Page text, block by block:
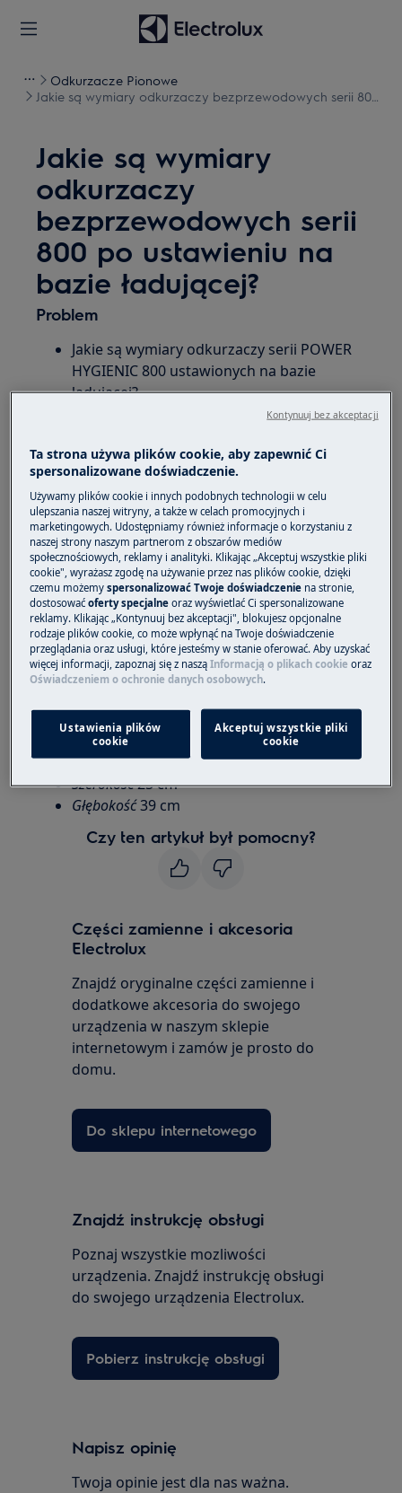
Odkurzacze Pionowe
Jakie są wymiary odkurzaczy bezprzewodowych serii 800
Jakie są wymiary
odkurzaczy
bezprzewodowych serii
800 po ustawieniu na
bazie ładującej?
Problem
Jakie są wymiary odkurzaczy serii POWER
HYGIENIC 800 ustawionych na bazie
ładującej?
Wymiary umieszczonych na stacji ładującej
Jakie są wymiary odkurzaczy serii POWER
HYGIENIC 800 ustawionych na stacji
ładującej?
Dotyczy
Odkurzacze bezprzewodowe POWER
HYGENIC 800 EP81HB25WU
Electrolux POWER ULTIMATE
800EP81U25ULT
Rozmiary po wstawieniu odkurzacza do bazy:
Wysokość95 cm
Szerokość25 cm
Głębokość39 cm
Czy ten artykuł był pomocny?
Części zamienne i akcesoria
Electrolux
Znajdź oryginalne części zamienne i
dodatkowe akcesoria do swojego
urządzenia w naszym sklepie
internetowym i zamów je prosto do
domu.
Do sklepu internetowego
Znajdź instrukcję obsługi
Poznaj wszystkie mozliwości
urządzenia. Znajdź instrukcję obsługi
do swojego urządzenia Electrolux.
Pobierz instrukcję obsługi
Napisz opinię
Twoja opinie jest dla nas ważna.
Ta strona używa plików cookie, aby zapewnić Ci
spersonalizowane doświadczenie.
Używamy plików cookie i innych podobnych technologii w celu
ulepszania naszej witryny, a także w celach promocyjnych i
marketingowych. Udostępniamy również informacje o korzystaniu z
naszej strony naszym partnerom z obszarów mediów
społecznościowych, reklamy i analityki. Klikając „Akceptuj wszystkie pliki
cookie", wyrażasz zgodę na używanie przez nas plików cookie, dzięki
czemu możemyspersonalizować Twoje doświadczenie na stronie,
dostosowaćoferty specjalne oraz wyświetlać Ci spersonalizowane
reklamy. Klikając „Kontynuuj bez akceptacji", blokujesz opcjonalne
rodzaje plików cookie, co może wpłynąć na Twoje doświadczenie
przeglądania oraz usługi, które jesteśmy w stanie oferować. Aby uzyskać
więcej informacji, zapoznaj się z nasząInformacją o plikach cookie oraz
Oświadczeniem o ochronie danych osobowych.
Ustawienia plików
cookie
Akceptuj wszystkie pliki
cookie
Kontynuuj bez akceptacji